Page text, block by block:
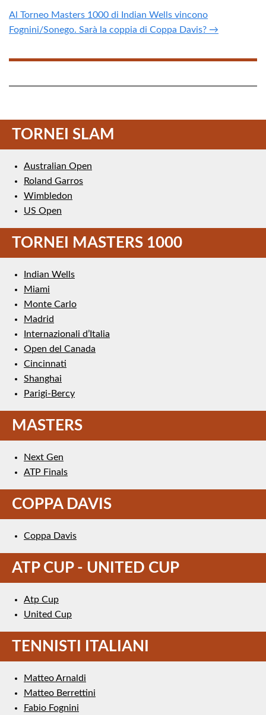
Al Torneo Masters 1000 di Indian Wells vincono
Fognini/Sonego. Sarà la coppia di Coppa Davis? →
TORNEI SLAM
Australian Open
Roland Garros
Wimbledon
US Open
TORNEI MASTERS 1000
Indian Wells
Miami
Monte Carlo
Madrid
Internazionali d’Italia
Open del Canada
Cincinnati
Shanghai
Parigi-Bercy
MASTERS
Next Gen
ATP Finals
COPPA DAVIS
Coppa Davis
ATP CUP - UNITED CUP
Atp Cup
United Cup
TENNISTI ITALIANI
Matteo Arnaldi
Matteo Berrettini
Fabio Fognini